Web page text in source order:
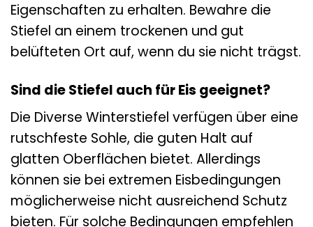
Eigenschaften zu erhalten. Bewahre die
Stiefel an einem trockenen und gut
belüfteten Ort auf, wenn du sie nicht trägst.
Sind die Stiefel auch für Eis geeignet?
Die Diverse Winterstiefel verfügen über eine
rutschfeste Sohle, die guten Halt auf
glatten Oberflächen bietet. Allerdings
können sie bei extremen Eisbedingungen
möglicherweise nicht ausreichend Schutz
bieten. Für solche Bedingungen empfehlen